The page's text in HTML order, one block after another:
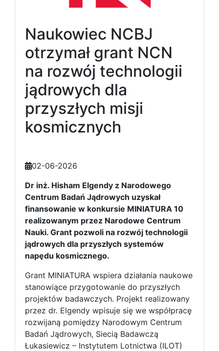
Naukowiec NCBJ
otrzymał grant NCN
na rozwój technologii
jądrowych dla
przyszłych misji
kosmicznych
02-06-2026
Dr inż. Hisham Elgendy z Narodowego
Centrum Badań Jądrowych uzyskał
finansowanie w konkursie MINIATURA 10
realizowanym przez Narodowe Centrum
Nauki. Grant pozwoli na rozwój technologii
jądrowych dla przyszłych systemów
napędu kosmicznego.
Grant MINIATURA wspiera działania naukowe
stanowiące przygotowanie do przyszłych
projektów badawczych. Projekt realizowany
przez dr. Elgendy wpisuje się we współpracę
rozwijaną pomiędzy Narodowym Centrum
Badań Jądrowych, Siecią Badawczą
Łukasiewicz – Instytutem Lotnictwa (ILOT)